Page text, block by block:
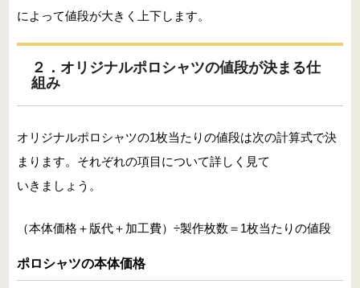
によって値段が大きく上下します。
２．オリジナルポロシャツの値段が決まる仕
組み
オリジナルポロシャツの1枚当たりの値段は次の計算式で決
まります。それぞれの項目について詳しく見て
いきましょう。
（本体価格＋版代＋加工費）÷製作枚数＝1枚当たりの値段
ポロシャツの本体価格